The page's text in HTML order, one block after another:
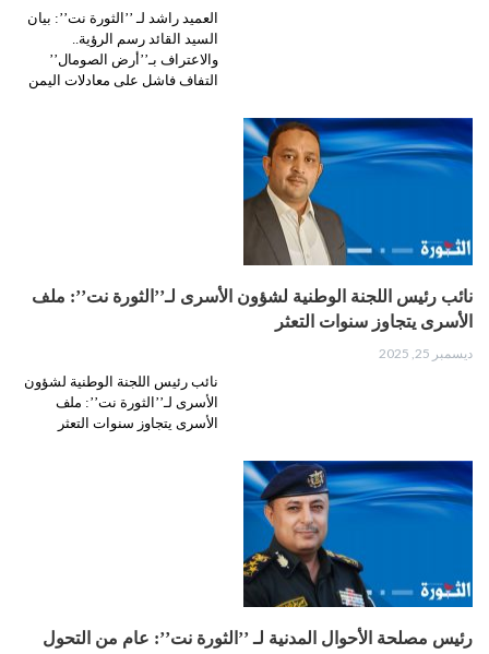
العميد راشد لـ ’’الثورة نت’’: بيان
السيد القائد رسم الرؤية..
والاعتراف بـ’’أرض الصومال’’
التفاف فاشل على معادلات اليمن
نائب رئيس اللجنة الوطنية لشؤون الأسرى لـ’’الثورة نت’’: ملف
الأسرى يتجاوز سنوات التعثر
ديسمبر 25, 2025
نائب رئيس اللجنة الوطنية لشؤون
الأسرى لـ’’الثورة نت’’: ملف
الأسرى يتجاوز سنوات التعثر
رئيس مصلحة الأحوال المدنية لـ ’’الثورة نت’’: عام من التحول